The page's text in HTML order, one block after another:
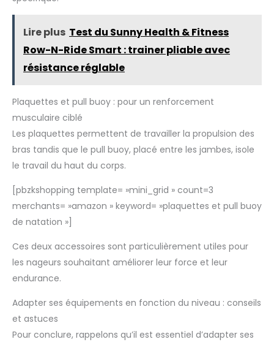
Lire plus Test du Sunny Health & Fitness
Row-N-Ride Smart : trainer pliable avec
résistance réglable
Plaquettes et pull buoy : pour un renforcement
musculaire ciblé
Les plaquettes permettent de travailler la propulsion des
bras tandis que le pull buoy, placé entre les jambes, isole
le travail du haut du corps.
[pbzkshopping template= »mini_grid » count=3
merchants= »amazon » keyword= »plaquettes et pull buoy
de natation »]
Ces deux accessoires sont particulièrement utiles pour
les nageurs souhaitant améliorer leur force et leur
endurance.
Adapter ses équipements en fonction du niveau : conseils
et astuces
Pour conclure, rappelons qu’il est essentiel d’adapter ses